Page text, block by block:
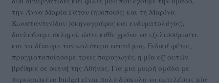
την Άννα Μαρία Γάτου (ηθοποιός) και τη Μαρίνα
Κωνσταντινίδου (σκηνογράφος και ενδυματολόγος),
δουλεύουμε σκληρά, ώστε κάθε χρόνο να εξελισσόμαστε
και να δίνουμε τον καλύτερο εαυτό μας. Ειδικά φέτος,
πραγματοποίησαμε τρεις παραγωγές, η μία εξ' αυτών
βρέθηκε σε σκηνή της Αθήνας. Για μια μικρή ομάδα με
περιορισμένο budget είναι πολύ δύσκολο να εκτελέσεις μία